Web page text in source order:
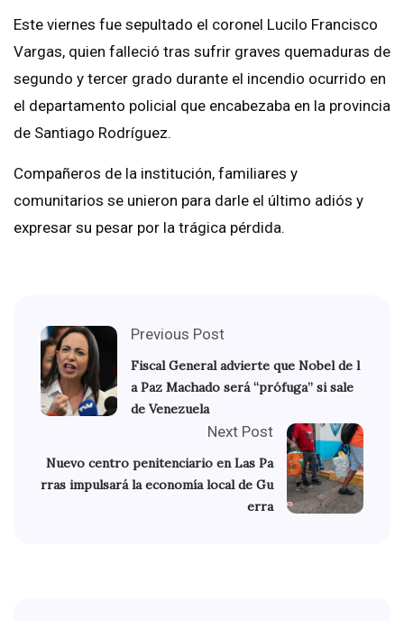
Este viernes fue sepultado el coronel Lucilo Francisco
Vargas, quien falleció tras sufrir graves quemaduras de
segundo y tercer grado durante el incendio ocurrido en
el departamento policial que encabezaba en la provincia
de Santiago Rodríguez.
Compañeros de la institución, familiares y
comunitarios se unieron para darle el último adiós y
expresar su pesar por la trágica pérdida.
Previous Post
Fiscal General advierte que Nobel de l
a Paz Machado será “prófuga” si sale
de Venezuela
Next Post
Nuevo centro penitenciario en Las Pa
rras impulsará la economía local de Gu
erra